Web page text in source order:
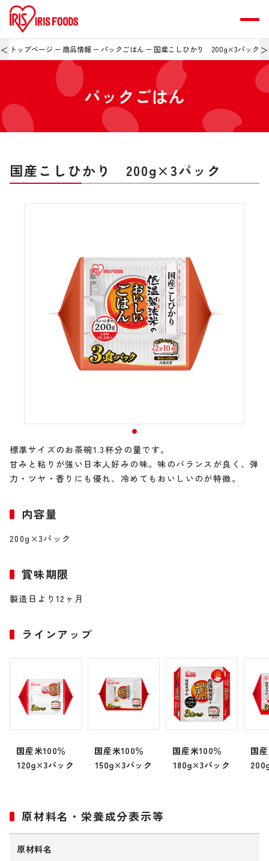
＜ トップページ 商品情報 パックごはん 国産こしひかり 200g×3パック ＞
パックごはん
国産こしひかり 200g×3パック
標準サイズのお茶碗1.3杯分の量です。
甘みと粘りが強い日本人好みの味。味のバランスが良く、弾
力・ツヤ・香りにも優れ、冷めてもおいしいのが特徴。
内容量
200g×3パック
賞味期限
製造日より12ヶ月
ラインアップ
国産米100％
120g×3パック
国産米100％
150g×3パック
国産米100％
180g×3パック
国
原材料名・栄養成分表示等
原材料名